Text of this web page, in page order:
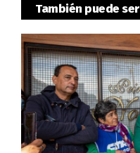
También puede ser